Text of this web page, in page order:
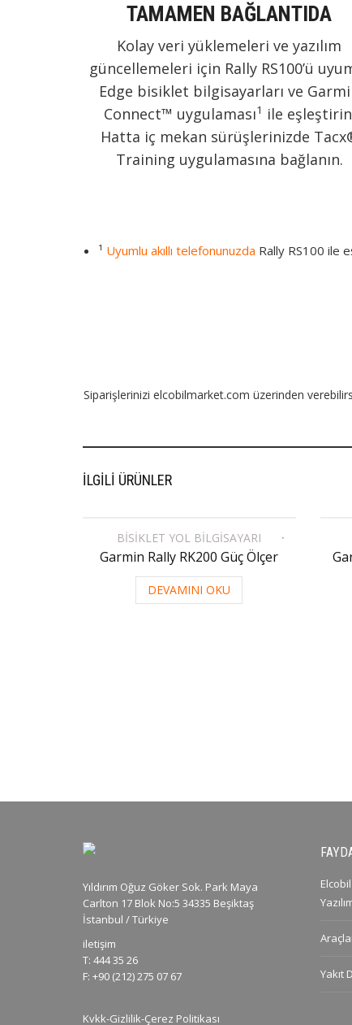
TAMAMEN BAĞLANTIDA
Kolay veri yüklemeleri ve yazılım
güncellemeleri için Rally RS100’ü
Edge bisiklet bilgisayarları ve
Connect™ uygulaması1 ile
Hatta iç mekan sürüşlerinizde
Training uygulamasına bağlanın.
¹ Uyumlu akıllı telefonunuzda Rally RS100 ile
Siparişlerinizi elcobilmarket.com üzerinden
İLGILI ÜRÜNLER
BISIKLET YOL BILGISAYARI
Garmin Rally RK200 Güç Ölçer
DEVAMINI OKU
Yıldırım Oğuz Göker Sok. Park Maya
Carlton 17 Blok No:5 34335 Beşiktaş
İstanbul / Türkiye
iletişim
T: 444 35 26
F: +90 (212) 275 07 67
Kvkk-Gizlilik-Çerez Politikası
Yakıt